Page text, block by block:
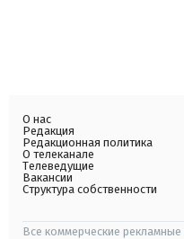
О нас
Редакция
Редакционная политика
О телеканале
Телеведущие
Вакансии
Структура собственности
Все коммерческие